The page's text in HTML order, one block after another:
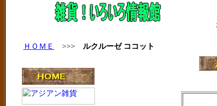
ＨＯＭＥ >>> ルクルーゼ ココット